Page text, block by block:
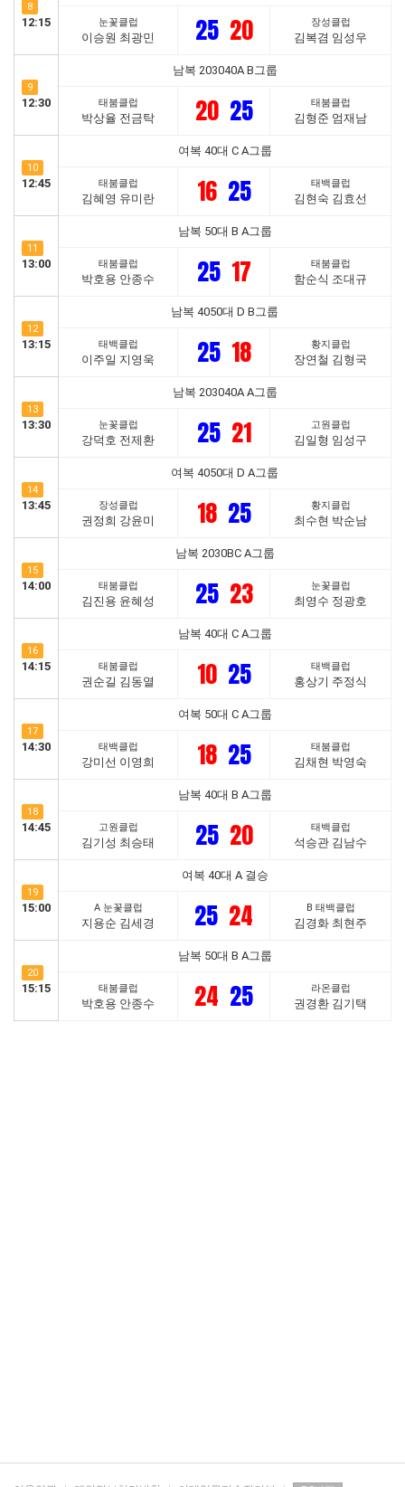
8
12:15 눈꽃클럽
이승원 최광민 25 20 장성클럽
김복겸 임성우
9
12:30
남복 203040A B그룹
태붐클럽
박상율 전금탁 20 25 태붐클럽
김형준 엄재남
10
12:45
여복 40대 C A그룹
태붐클럽
김혜영 유미란 16 25 태백클럽
김현숙 김효선
11
13:00
남복 50대 B A그룹
태붐클럽
박호용 안종수 25 17 태붐클럽
함순식 조대규
12
13:15
남복 4050대 D B그룹
태백클럽
이주일 지영욱 25 18 황지클럽
장연철 김형국
13
13:30
남복 203040A A그룹
눈꽃클럽
강덕호 전제환 25 21 고원클럽
김일형 임성구
14
13:45
여복 4050대 D A그룹
장성클럽
권정희 강윤미 18 25 황지클럽
최수현 박순남
15
14:00
남복 2030BC A그룹
태붐클럽
김진용 윤혜성 25 23 눈꽃클럽
최영수 정광호
16
14:15
남복 40대 C A그룹
태붐클럽
권순길 김동열 10 25 태백클럽
홍상기 주정식
17
14:30
여복 50대 C A그룹
태백클럽
강미선 이영희 18 25 태붐클럽
김채현 박영숙
18
14:45
남복 40대 B A그룹
고원클럽
김기성 최승태 25 20 태백클럽
석승관 김남수
19
15:00
여복 40대 A 결승
A 눈꽃클럽
지용순 김세경 25 24 B 태백클럽
김경화 최현주
20
15:15
남복 50대 B A그룹
태붐클럽
박호용 안종수 24 25 라온클럽
권경환 김기택